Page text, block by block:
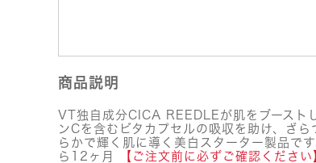
商品説明
VT独自成分CICA REEDLEが肌をブースト
ンCを含むビタカプセルの吸収を助け、ざ
らかで輝く肌に導く美白スターター製品で
ら12ヶ月
【ご注文前に必ずご確認ください